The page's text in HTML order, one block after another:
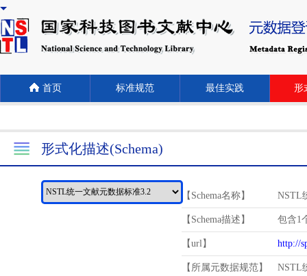
首页 标准规范 最佳实践 形
形式化描述(Schema)
【Schema名称】 NSTL
【Schema描述】 包含1
【url】 http://
【所属元数据规范】 NSTL